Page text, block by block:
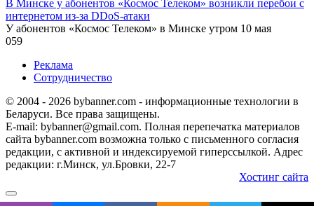
В Минске у абонентов «Космос Телеком» возникли перебои с
интернетом из-за DDoS-атаки
У абонентов «Космос Телеком» в Минске утром 10 мая
059
Реклама
Сотрудничество
© 2004 - 2026 bybanner.com - информационные технологии в
Беларуси. Все права защищены.
E-mail: bybanner@gmail.com. Полная перепечатка материалов
сайта bybanner.com возможна только с письменного согласия
редакции, с активной и индексируемой гиперссылкой. Адрес
редакции: г.Минск, ул.Бровки, 22-7
Хостинг сайта